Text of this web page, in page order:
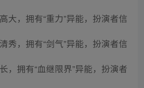
大，拥有“重力”异能，扮演者信
秀，拥有“剑气”异能，扮演者信
，拥有“血继限界”异能，扮演者